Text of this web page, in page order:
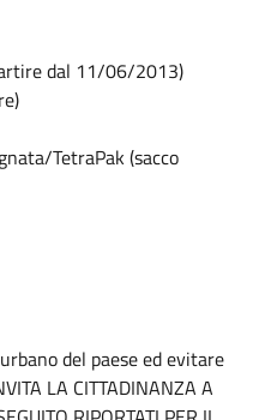
dal 11/06/2013)
TetraPak (sacco
del paese ed evitare
LA CITTADINANZA A